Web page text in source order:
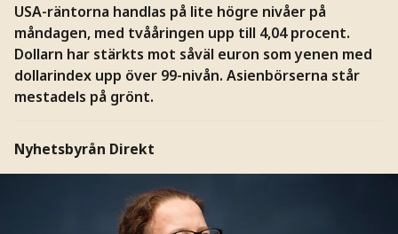
USA-räntorna handlas på lite högre nivåer på
måndagen, med tvååringen upp till 4,04 procent.
Dollarn har stärkts mot såväl euron som yenen med
dollarindex upp över 99-nivån. Asienbörserna står
mestadels på grönt.
Nyhetsbyrån Direkt